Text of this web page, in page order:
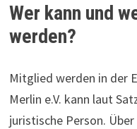
Wer kann und
werden?
Mitglied werden in der
Merlin e.V. kann laut
juristische Person.